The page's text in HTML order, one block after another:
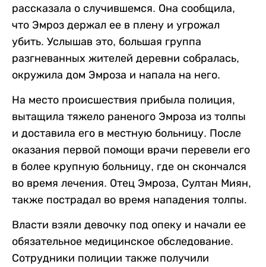
рассказала о случившемся. Она сообщила,
что Эмроз держал ее в плену и угрожал
убить. Услышав это, большая группа
разгневанных жителей деревни собралась,
окружила дом Эмроза и напала на него.
На место происшествия прибыла полиция,
вытащила тяжело раненого Эмроза из толпы
и доставила его в местную больницу. После
оказания первой помощи врачи перевели его
в более крупную больницу, где он скончался
во время лечения. Отец Эмроза, Султан Миян,
также пострадал во время нападения толпы.
Власти взяли девочку под опеку и начали ее
обязательное медицинское обследование.
Сотрудники полиции также получили